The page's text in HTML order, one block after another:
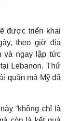
được triển khai
theo giờ địa
và ngay lập tức
Lebanon. Thứ
quân mà Mỹ đã
“không chỉ là